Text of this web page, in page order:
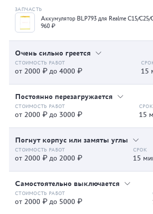
Аккумулятор BLP793 для Realme C15/
960 ₽
Очень сильно греется
от 2000 ₽ до 4000 ₽ 15
Постоянно перезагружается
от 2000 ₽ до 3000 ₽ 15
Погнут корпус или замяты углы
от 2000 ₽ до 2000 ₽ 15
Самостоятельно выключается
от 2000 ₽ до 5000 ₽